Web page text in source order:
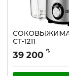
CT-1211
Артикул: CT-1211
39 200 Դ